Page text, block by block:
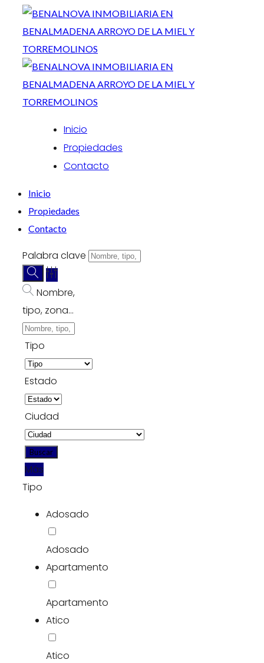
Inicio
Propiedades
Contacto
Inicio
Propiedades
Contacto
Palabra clave
Nombre,
tipo, zona...
Tipo
Estado
Ciudad
Más
Tipo
Adosado
Adosado
Apartamento
Apartamento
Atico
Atico